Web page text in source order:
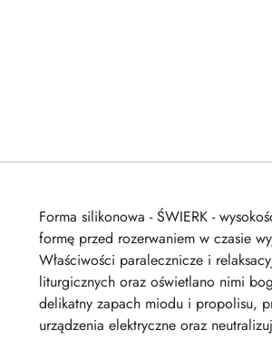
Forma silikonowa - ŚWIERK -
formę przed rozerwaniem w czasie
Właściwości paralecznicze i
liturgicznych oraz oświetlano nimi
delikatny zapach miodu i propolisu,
urządzenia elektryczne oraz